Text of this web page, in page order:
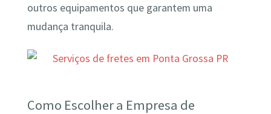
outros equipamentos que garantem uma
mudança tranquila.
Como Escolher a Empresa de